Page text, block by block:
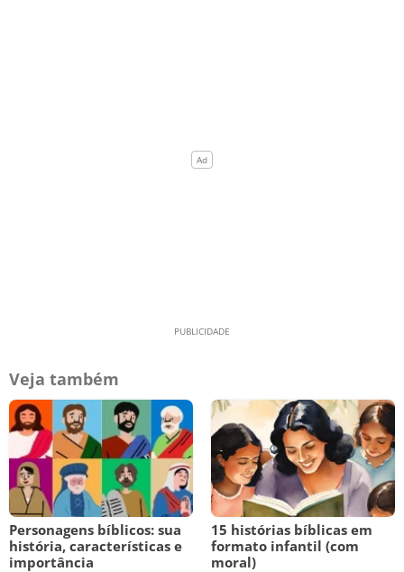
Veja também
Personagens bíblicos: sua
história, características e
importância
15 histórias bíblicas em
formato infantil (com
moral)